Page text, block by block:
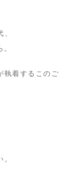
。
執着するこのご